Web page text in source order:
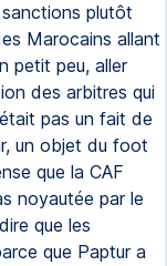
plutôt
Marocains allant
petit peu, aller
des arbitres qui
pas un fait de
un objet du foot
que la CAF
noyautée par le
que les
que Paptur a